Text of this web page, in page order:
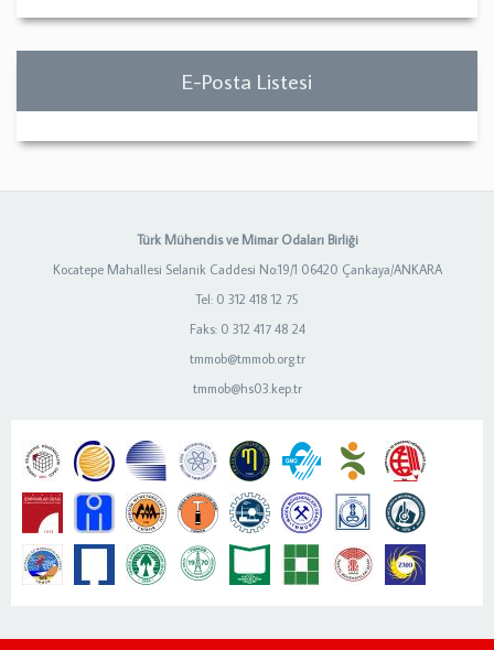
E-Posta Listesi
Türk Mühendis ve Mimar Odaları Birliği
Kocatepe Mahallesi Selanik Caddesi No:19/1 06420 Çankaya/ANKARA
Tel: 0 312 418 12 75
Faks: 0 312 417 48 24
tmmob@tmmob.org.tr
tmmob@hs03.kep.tr